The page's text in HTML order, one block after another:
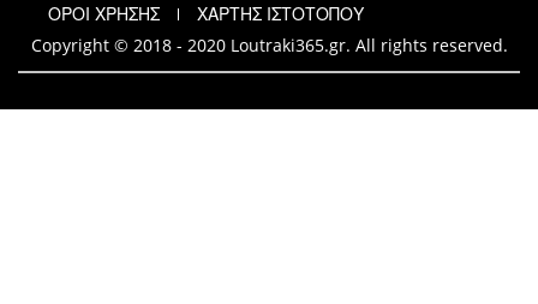
ΟΡΟΙ ΧΡΗΣΗΣ
ΧΑΡΤΗΣ ΙΣΤΟΤΟΠΟΥ
Copyright © 2018 - 2020 Loutraki365.gr. All rights reserved.